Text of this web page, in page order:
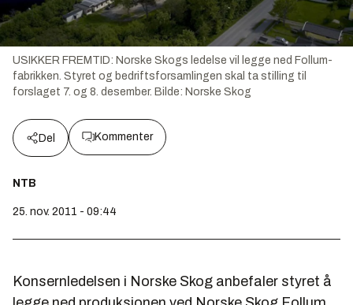
USIKKER FREMTID: Norske Skogs ledelse vil legge ned Follum-
fabrikken. Styret og bedriftsforsamlingen skal ta stilling til
forslaget 7. og 8. desember. Bilde: Norske Skog
Del Kommenter
NTB
25. nov. 2011 - 09:44
Konsernledelsen i Norske Skog anbefaler styret å